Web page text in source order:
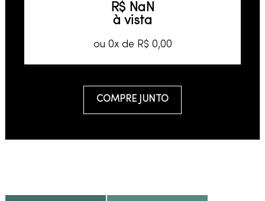
R$ NaN
à vista
ou 0x de R$ 0,00
COMPRE JUNTO